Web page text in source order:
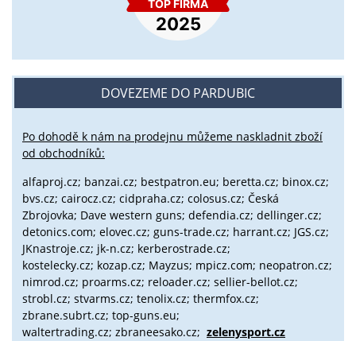
DOVEZEME DO PARDUBIC
Po dohodě k nám na prodejnu můžeme naskladnit zboží
od obchodníků:
alfaproj.cz; banzai.cz; bestpatron.eu; beretta.cz; binox.cz;
bvs.cz; cairocz.cz; cidpraha.cz; colosus.cz; Česká
Zbrojovka; Dave western guns; defendia.cz; dellinger.cz;
detonics.com; elovec.cz; guns-trade.cz; harrant.cz; JGS.cz;
JKnastroje.cz; jk-n.cz; kerberostrade.cz;
kostelecky.cz; kozap.cz; Mayzus; mpicz.com; neopatron.cz;
nimrod.cz; proarms.cz; reloader.cz; sellier-bellot.cz;
strobl.cz; stvarms.cz; tenolix.cz; thermfox.cz;
zbrane.subrt.cz; top-guns.eu;
waltertrading.cz; zbraneesako.cz; zelenysport.cz